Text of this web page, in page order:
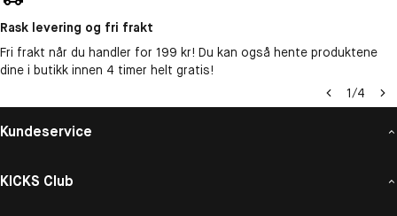
Rask levering og fri frakt
Fri frakt når du handler for 199 kr! Du kan også hente produktene
dine i butikk innen 4 timer helt gratis!
1/4
Kundeservice
KICKS Club